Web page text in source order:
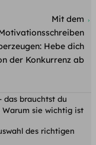
Mit dem
Hebe dich
der Konkurrenz ab
das brauchtst du
sie wichtig ist
des richtigen